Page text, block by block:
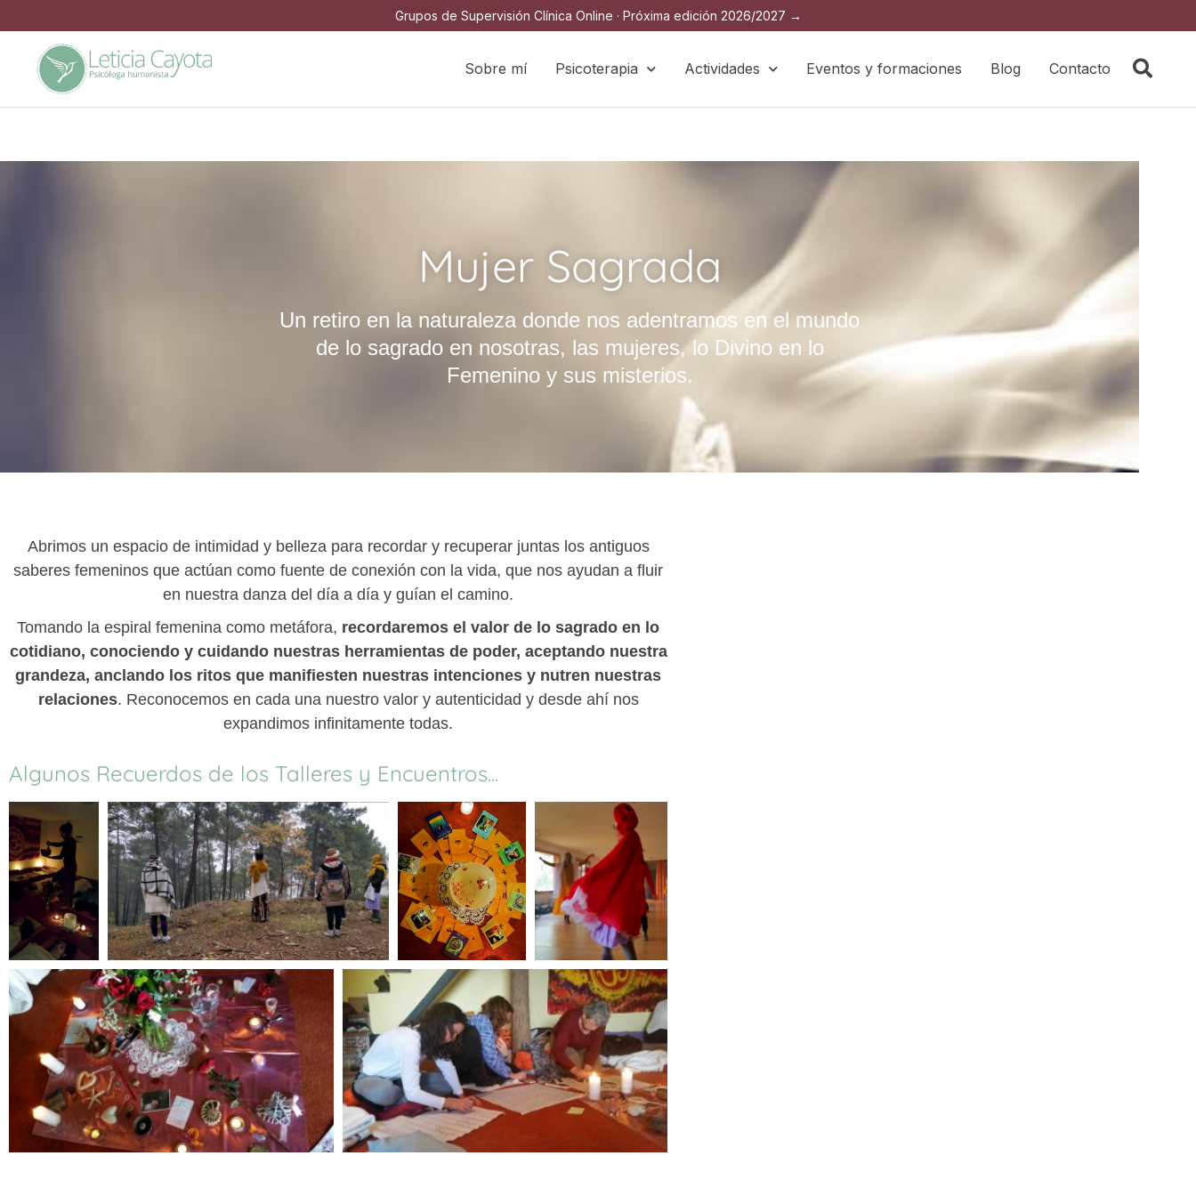
Grupos de Supervisión Clínica Online · Próxima edición 2026/2027 →
Sobre mí Psicoterapia Actividades Eventos y formaciones Blog Contacto
Mujer Sagrada
Un retiro en la naturaleza donde nos adentramos en el mundo
de lo sagrado en nosotras, las mujeres, lo Divino en lo
Femenino y sus misterios.
Abrimos un espacio de intimidad y belleza para recordar y recuperar juntas los antiguos
saberes femeninos que actúan como fuente de conexión con la vida, que nos ayudan a fluir
en nuestra danza del día a día y guían el camino.
Tomando la espiral femenina como metáfora, recordaremos el valor de lo sagrado en lo
cotidiano, conociendo y cuidando nuestras herramientas de poder, aceptando nuestra
grandeza, anclando los ritos que manifiesten nuestras intenciones y nutren nuestras
relaciones. Reconocemos en cada una nuestro valor y autenticidad y desde ahí nos
expandimos infinitamente todas.
Algunos Recuerdos de los Talleres y Encuentros...